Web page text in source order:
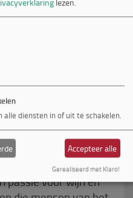
passie voor wijn en
alle diensten in of uit te schakelen.
Accepteer alle
Gerealiseerd met Klaro!